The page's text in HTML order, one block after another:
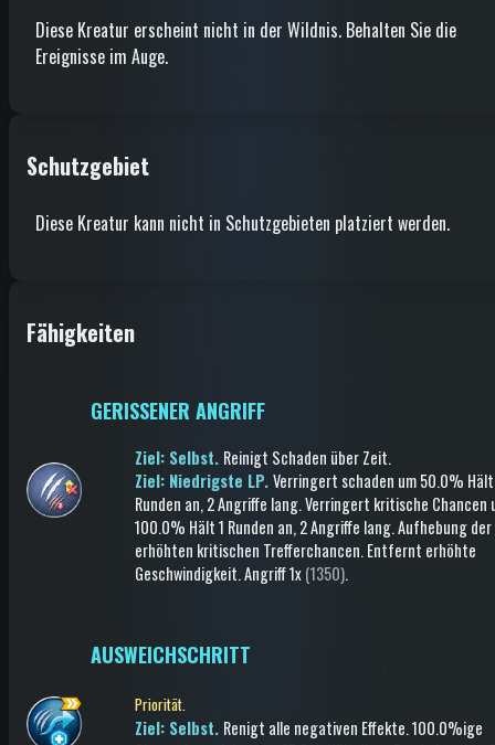
Diese Kreatur erscheint nicht in der Wildnis. Behalten Sie die
Ereignisse im Auge.
Schutzgebiet
Diese Kreatur kann nicht in Schutzgebieten platziert werden.
Fähigkeiten
GERISSENER ANGRIFF
Ziel: Selbst. Reinigt Schaden über Zeit.
Ziel: Niedrigste LP.Verringert schaden um 50.0%
Runden an, 2 Angriffe lang.Verringert kritische Chancen
100.0% Hält 1 Runden an, 2 Angriffe lang.Aufhebung der
erhöhten kritischen Trefferchancen.Entfernt erhöhte
Geschwindigkeit.Angriff1x(1350).
AUSWEICHSCHRITT
Priorität.
Ziel: Selbst. Renigt alle negativen Effekte.100.0%ige